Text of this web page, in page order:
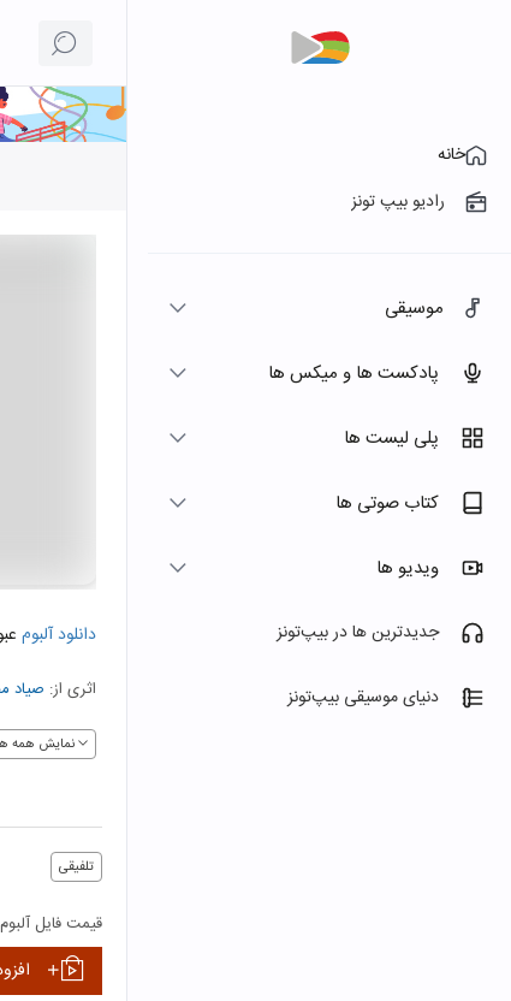
خانه
رادیو بیپ تونز
موسیقی
پادکست ها و میکس ها
پلی لیست ها
کتاب صوتی ها
ویدیو ها
جدیدترین ها در بیپ‌تونز
دنیای موسیقی بیپ‌تونز
دانلود آلبوم
اثری از: صیاد
نمایش همه
تلفیقی
قیمت فایل